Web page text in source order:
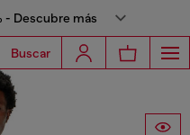
- Descubre más
Buscar